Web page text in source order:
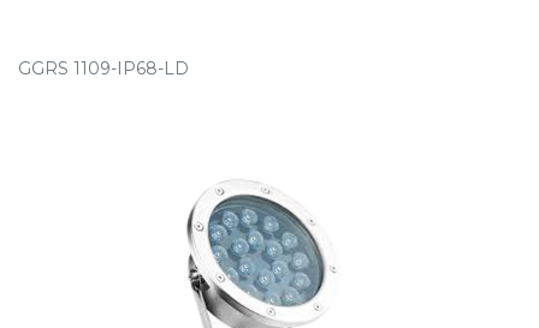
GGRS 1109-IP68-LD